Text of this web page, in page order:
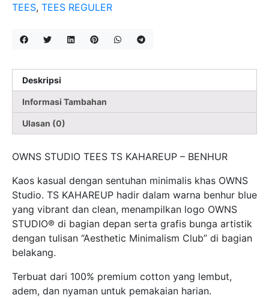
TEES, TEES REGULER
Deskripsi
Informasi Tambahan
Ulasan (0)
OWNS STUDIO TEES TS KAHAREUP – BENHUR
Kaos kasual dengan sentuhan minimalis khas OWNS
Studio. TS KAHAREUP hadir dalam warna benhur blue
yang vibrant dan clean, menampilkan logo OWNS
STUDIO® di bagian depan serta grafis bunga artistik
dengan tulisan “Aesthetic Minimalism Club” di bagian
belakang.
Terbuat dari 100% premium cotton yang lembut,
adem, dan nyaman untuk pemakaian harian.